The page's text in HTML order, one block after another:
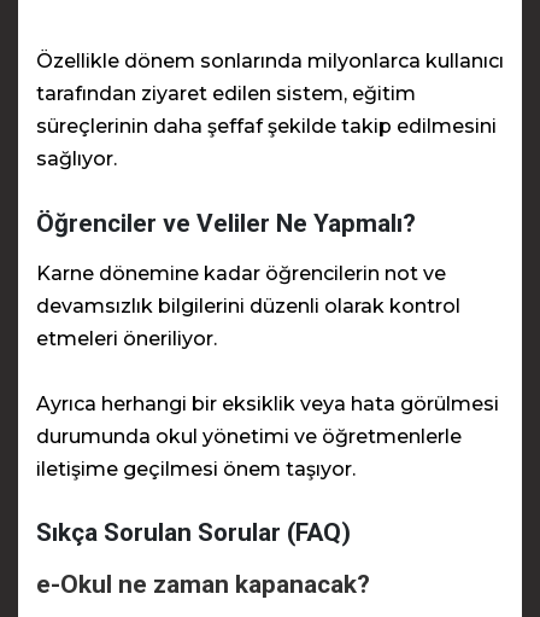
Özellikle dönem sonlarında milyonlarca kullanıcı
tarafından ziyaret edilen sistem, eğitim
süreçlerinin daha şeffaf şekilde takip edilmesini
sağlıyor.
Öğrenciler ve Veliler Ne Yapmalı?
Karne dönemine kadar öğrencilerin not ve
devamsızlık bilgilerini düzenli olarak kontrol
etmeleri öneriliyor.
Ayrıca herhangi bir eksiklik veya hata görülmesi
durumunda okul yönetimi ve öğretmenlerle
iletişime geçilmesi önem taşıyor.
Sıkça Sorulan Sorular (FAQ)
e-Okul ne zaman kapanacak?